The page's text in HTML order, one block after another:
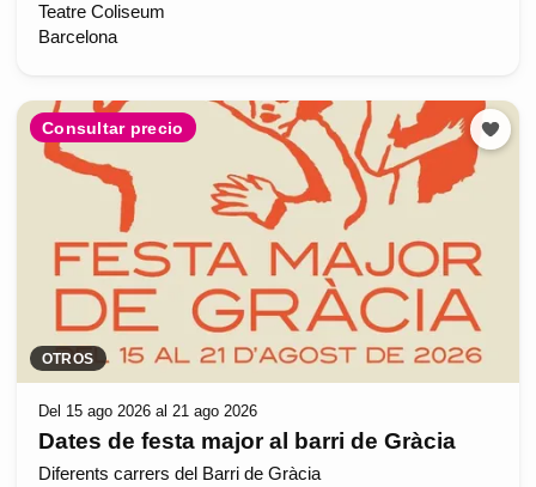
Teatre Coliseum
Barcelona
Consultar precio
OTROS
Del 15 ago 2026 al 21 ago 2026
Dates de festa major al barri de Gràcia
Diferents carrers del Barri de Gràcia